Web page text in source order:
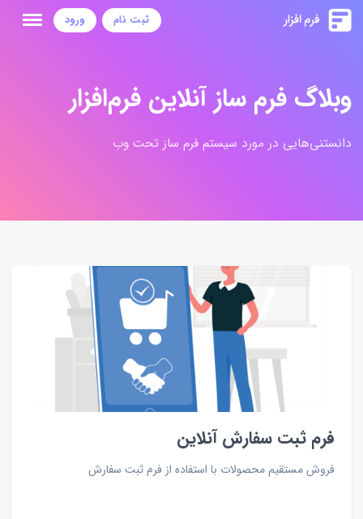
ثبت نام ورود
وبلاگ فرم ساز آنلاین فرم‌افزار
دانستنی‌هایی در مورد سیستم فرم ساز تحت وب
فرم ثبت سفارش آنلاین
فروش مستقیم محصولات با استفاده از فرم ثبت سفارش